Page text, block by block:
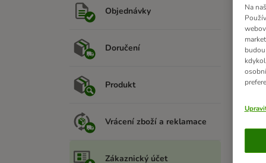
Objednávky
Doručení
Produkt
Vrácení zboží a reklamace
Zákaznický účet
Na